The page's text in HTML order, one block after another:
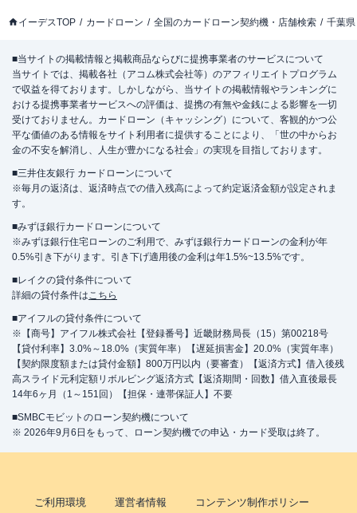
イーデスTOP カードローン 全国のカードローン契約機・店舗検索 千葉県
■当サイトの掲載情報と掲載商品ならびに提携事業者のサービスについて
当サイトでは、掲載各社（アコム株式会社等）のアフィリエイトプログラム
で収益を得ております。しかしながら、当サイトの掲載情報やランキングに
おける提携事業者サービスへの評価は、提携の有無や金銭による影響を一切
受けておりません。カードローン（キャッシング）について、客観的かつ公
平な価値のある情報をサイト利用者に提供することにより、「世の中からお
金の不安を解消し、人生が豊かになる社会」の実現を目指しております。
■三井住友銀行 カードローンについて
※毎月の返済は、返済時点での借入残高によって約定返済金額が設定されま
す。
■みずほ銀行カードローンについて
※みずほ銀行住宅ローンのご利用で、みずほ銀行カードローンの金利が年
0.5%引き下がります。引き下げ適用後の金利は年1.5%~13.5%です。
■レイクの貸付条件について
詳細の貸付条件はこちら
■アイフルの貸付条件について
※【商号】アイフル株式会社【登録番号】近畿財務局長（15）第00218号
【貸付利率】3.0%～18.0%（実質年率）【遅延損害金】20.0%（実質年率）
【契約限度額または貸付金額】800万円以内（要審査）【返済方式】借入後残
高スライド元利定額リボルビング返済方式【返済期間・回数】借入直後最長
14年6ヶ月（1～151回）【担保・連帯保証人】不要
■SMBCモビットのローン契約機について
※ 2026年9月6日をもって、ローン契約機での申込・カード受取は終了。
ご利用環境 運営者情報
コンテンツ制作ポリシー